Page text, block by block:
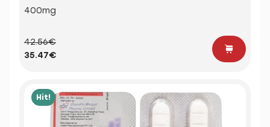
400mg
42.56€
35.47€
Hit!